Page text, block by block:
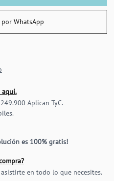
WhatsApp
aquí.
Aplican TyC.
es 100% gratis!
en todo lo que necesites.